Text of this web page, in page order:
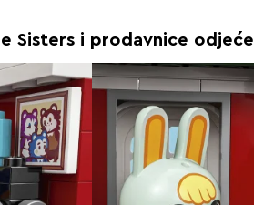
Sisters i prodavnice odjeće